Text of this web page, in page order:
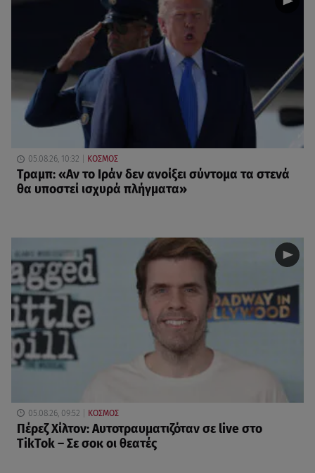
05.08.26, 10:32 ΚΟΣΜΟΣ
Τραμπ: «Αν το Ιράν δεν ανοίξει σύντομα τα στενά
θα υποστεί ισχυρά πλήγματα»
05.08.26, 09:52 ΚΟΣΜΟΣ
Πέρεζ Χίλτον: Αυτοτραυματιζόταν σε live στο
TikTok – Σε σοκ οι θεατές